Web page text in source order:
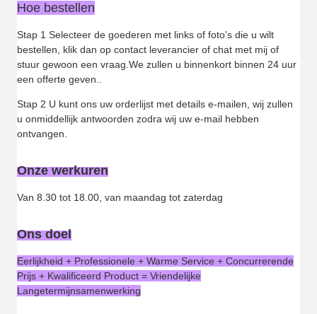
Hoe bestellen
Stap 1 Selecteer de goederen met links of foto's die u wilt
bestellen, klik dan op contact leverancier of chat met mij of
stuur gewoon een vraag.We zullen u binnenkort binnen 24 uur
een offerte geven..
Stap 2 U kunt ons uw orderlijst met details e-mailen, wij zullen
u onmiddellijk antwoorden zodra wij uw e-mail hebben
ontvangen.
Onze werkuren
Van 8.30 tot 18.00, van maandag tot zaterdag
Ons doel
Eerlijkheid + Professionele + Warme Service + Concurrerende
Prijs + Kwalificeerd Product = Vriendelijke
Langetermijnsamenwerking